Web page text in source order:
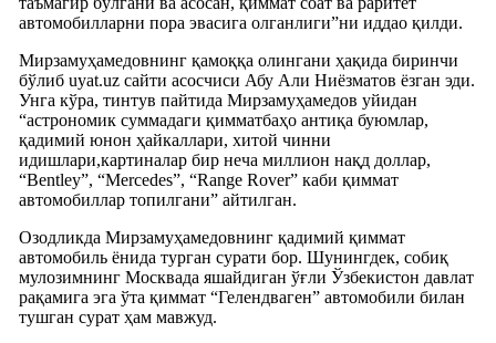
автомобилларни пора эвасига олганлиги”ни иддао қилди.
Мирзамуҳамедовнинг қамоққа олингани ҳақида биринчи
бўлиб uyat.uz сайти асосчиси Абу Али Ниёзматов ëзган эди.
Унга кўра, тинтув пайтида Мирзамуҳамедов уйидан
“астрономик суммадаги қимматбаҳо антиқа буюмлар,
қадимий юнон ҳайкаллари, хитой чинни
идишлари,картиналар бир неча миллион нақд доллар,
“Bentley”, “Mercedes”, “Range Rover” каби қиммат
автомобиллар топилгани” айтилган.
Озодликда Мирзамуҳамедовнинг қадимий қиммат
автомобиль ëнида турган сурати бор. Шунингдек, собиқ
мулозимнинг Москвада яшайдиган ўғли Ўзбекистон давлат
рақамига эга ўта қиммат “Гелендваген” автомобили билан
тушган сурат ҳам мавжуд.